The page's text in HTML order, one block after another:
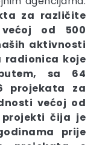
za različite
od 500
aktivnosti
radionica koje
sa 64
projekata za
većoj od
čija je
prije